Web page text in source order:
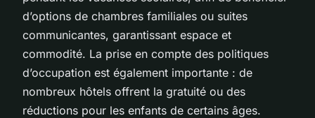
d’options de chambres familiales ou suites
communicantes, garantissant espace et
commodité. La prise en compte des politiques
d’occupation est également importante : de
nombreux hôtels offrent la gratuité ou des
réductions pour les enfants de certains âges.